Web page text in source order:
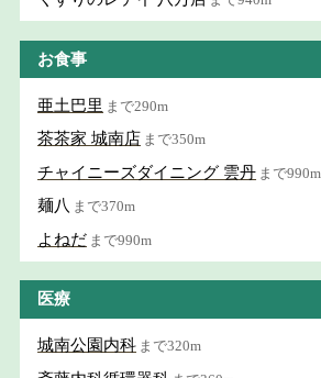
お食事
亜土巴里 まで290m
茶茶家 城南店 まで350m
チャイニーズダイニング 雲丹 まで990m
麺八 まで370m
よねだ まで990m
医療
城南公園内科 まで320m